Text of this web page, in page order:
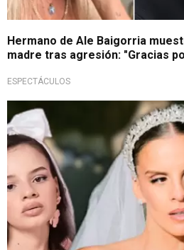
Hermano de Ale Baigorria
madre tras agresión: "Gracias
ESPECTÁCULOS
Celebración terminó mal